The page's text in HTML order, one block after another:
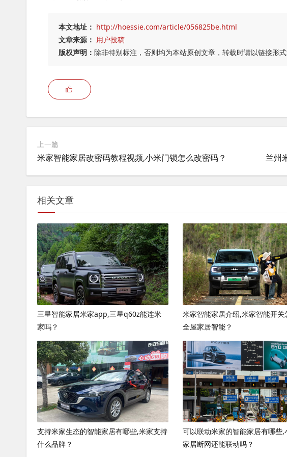
本文地址： http://hoessie.com/article/056825be.html
文章来源： 用户投稿
版权声明： 除非特别标注，否则均为本站原创文章，转载时请以链接形式
上一篇
米家智能家居改密码教程视频,小米门锁怎么改密码？
相关文章
三星智能家居米家app,三星q60z能连米
家吗？
米家智能家居介绍,米家智能开关
全屋家居智能？
支持米家生态的智能家居有哪些,米家支持
什么品牌？
可以联动米家的智能家居有哪些,
家居断网还能联动吗？